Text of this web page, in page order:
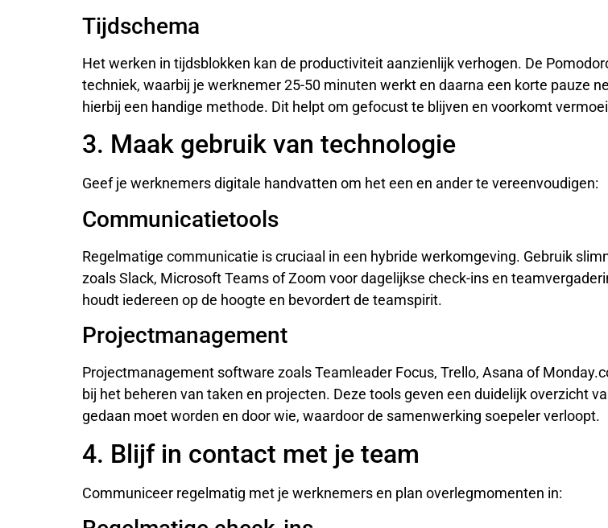
Tijdschema
Het werken in tijdsblokken kan de productiviteit aanzienlijk verhogen. De
techniek, waarbij je werknemer 25-50 minuten werkt en daarna een korte pauze
hierbij een handige methode. Dit helpt om gefocust te blijven en voorkomt
3. Maak gebruik van technologie
Geef je werknemers digitale handvatten om het een en ander te vereenvoudigen:
Communicatietools
Regelmatige communicatie is cruciaal in een hybride werkomgeving. Gebruik
zoals Slack, Microsoft Teams of Zoom voor dagelijkse check-ins en
houdt iedereen op de hoogte en bevordert de teamspirit.
Projectmanagement
Projectmanagement software zoals Teamleader Focus, Trello, Asana of
bij het beheren van taken en projecten. Deze tools geven een duidelijk overzicht
gedaan moet worden en door wie, waardoor de samenwerking soepeler verloopt.
4. Blijf in contact met je team
Communiceer regelmatig met je werknemers en plan overlegmomenten in: